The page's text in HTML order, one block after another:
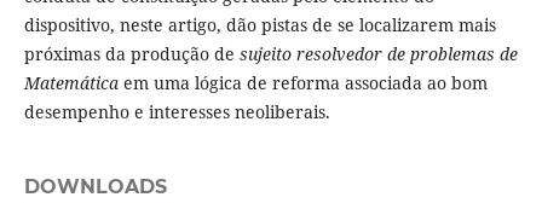
dispositivo, neste artigo, dão pistas de se localizarem mais
próximas da produção de sujeito resolvedor de problemas de
Matemáticaem uma lógica de reforma associada ao bom
desempenho e interesses neoliberais.
DOWNLOADS